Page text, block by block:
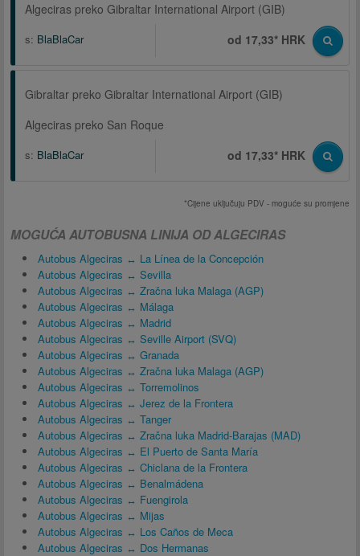
Algeciras preko Gibraltar International Airport (GIB)
s: BlaBlaCar od 17,33* HRK
Gibraltar preko Gibraltar International Airport (GIB)
Algeciras preko San Roque
s: BlaBlaCar od 17,33* HRK
*Cijene uključuju PDV - moguće su promjene
MOGUĆA AUTOBUSNA LINIJA OD ALGECIRAS
Autobus Algeciras ↔ La Línea de la Concepción
Autobus Algeciras ↔ Sevilla
Autobus Algeciras ↔ Zračna luka Malaga (AGP)
Autobus Algeciras ↔ Málaga
Autobus Algeciras ↔ Madrid
Autobus Algeciras ↔ Seville Airport (SVQ)
Autobus Algeciras ↔ Granada
Autobus Algeciras ↔ Zračna luka Malaga (AGP)
Autobus Algeciras ↔ Torremolinos
Autobus Algeciras ↔ Jerez de la Frontera
Autobus Algeciras ↔ Tanger
Autobus Algeciras ↔ Zračna luka Madrid-Barajas (MAD)
Autobus Algeciras ↔ El Puerto de Santa María
Autobus Algeciras ↔ Chiclana de la Frontera
Autobus Algeciras ↔ Benalmádena
Autobus Algeciras ↔ Fuengirola
Autobus Algeciras ↔ Mijas
Autobus Algeciras ↔ Los Caños de Meca
Autobus Algeciras ↔ Dos Hermanas